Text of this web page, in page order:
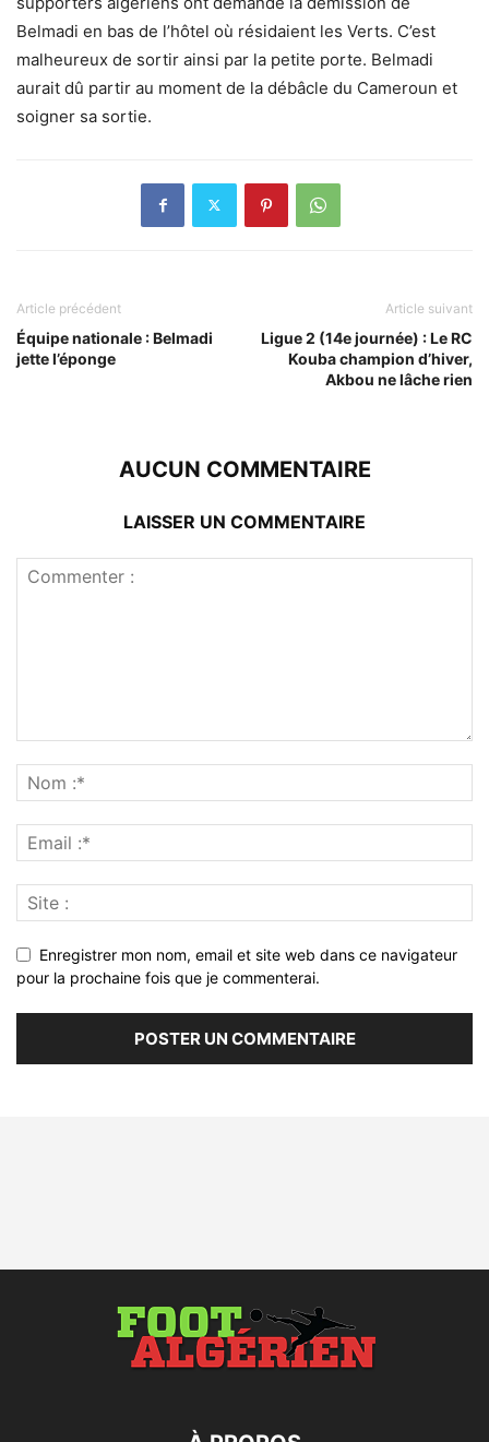
Belmadi en bas de l’hôtel où résidaient les Verts. C’est
malheureux de sortir ainsi par la petite porte. Belmadi
aurait dû partir au moment de la débâcle du Cameroun et
soigner sa sortie.
Article précédent
Équipe nationale : Belmadi
jette l’éponge
Article suivant
Ligue 2 (14e journée) : Le RC
Kouba champion d’hiver,
Akbou ne lâche rien
AUCUN COMMENTAIRE
LAISSER UN COMMENTAIRE
Enregistrer mon nom, email et site web dans ce navigateur
pour la prochaine fois que je commenterai.